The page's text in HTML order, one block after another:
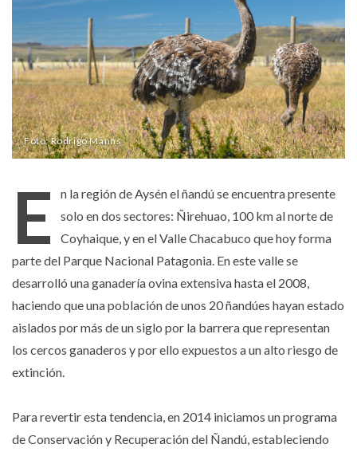
Foto: Rodrigo Manns
E
n la región de Aysén el ñandú se encuentra presente
solo en dos sectores: Ñirehuao, 100 km al norte de
Coyhaique, y en el Valle Chacabuco que hoy forma
parte del Parque Nacional Patagonia. En este valle se
desarrolló una ganadería ovina extensiva hasta el 2008,
haciendo que una población de unos 20 ñandúes hayan estado
aislados por más de un siglo por la barrera que representan
los cercos ganaderos y por ello expuestos a un alto riesgo de
extinción.
Para revertir esta tendencia, en 2014 iniciamos un programa
de Conservación y Recuperación del Ñandú, estableciendo